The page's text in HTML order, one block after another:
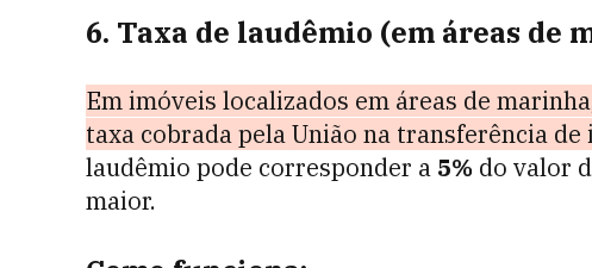
6. Taxa de laudêmio (em áreas de
Em imóveis localizados em áreas de
taxa cobrada pela União na transferência
laudêmio pode corresponder a 5% do valor
maior.